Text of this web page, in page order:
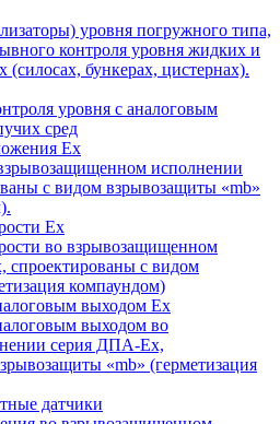
уровня погружного типа,
контроля уровня жидких и
(силосах, бункерах, цистернах).
уровня с аналоговым
сред
Ех
исполнении
с видом взрывозащиты «mb»
Ех
во взрывозащищенном
с видом
компаундом)
выходом Ех
выходом во
серия ДПА-Ех,
«mb» (герметизация
датчики